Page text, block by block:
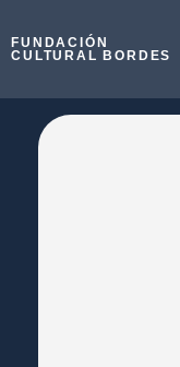
FUNDACIÓN
CULTURAL BORDES